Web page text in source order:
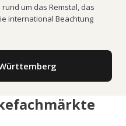
um das Remstal, das
international Beachtung